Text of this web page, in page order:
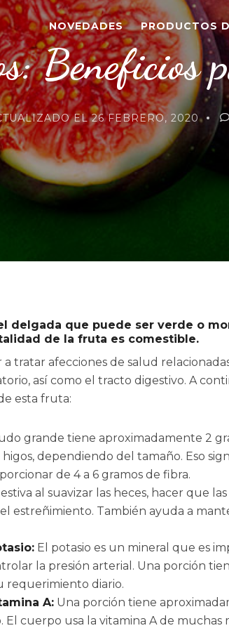
NOVEDADES PRODUCTOS
Beneficios
EL26 FEBRERO, 2020
delgada que puede ser verde o
de la fruta es comestible.
tratar afecciones de salud
así como el tracto digestivo. A
esta fruta:
grande tiene aproximadamente 2
dependiendo del tamaño. Eso
de 4 a 6 gramos de fibra.
al suavizar las heces, hacer que
estreñimiento. También ayuda a
El potasio es un mineral que es
la presión arterial. Una porción
requerimiento diario.
A: Una porción tiene
cuerpo usa la vitamina A de muchas